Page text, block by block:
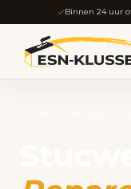
Binnen 24 uur